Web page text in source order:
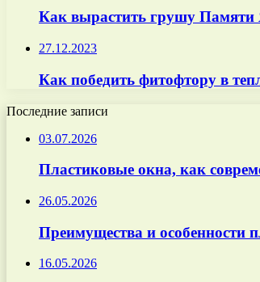
Как вырастить грушу Памяти
27.12.2023
Как победить фитофтору в
Последние записи
03.07.2026
Пластиковые окна, как
26.05.2026
Преимущества и особенности
16.05.2026